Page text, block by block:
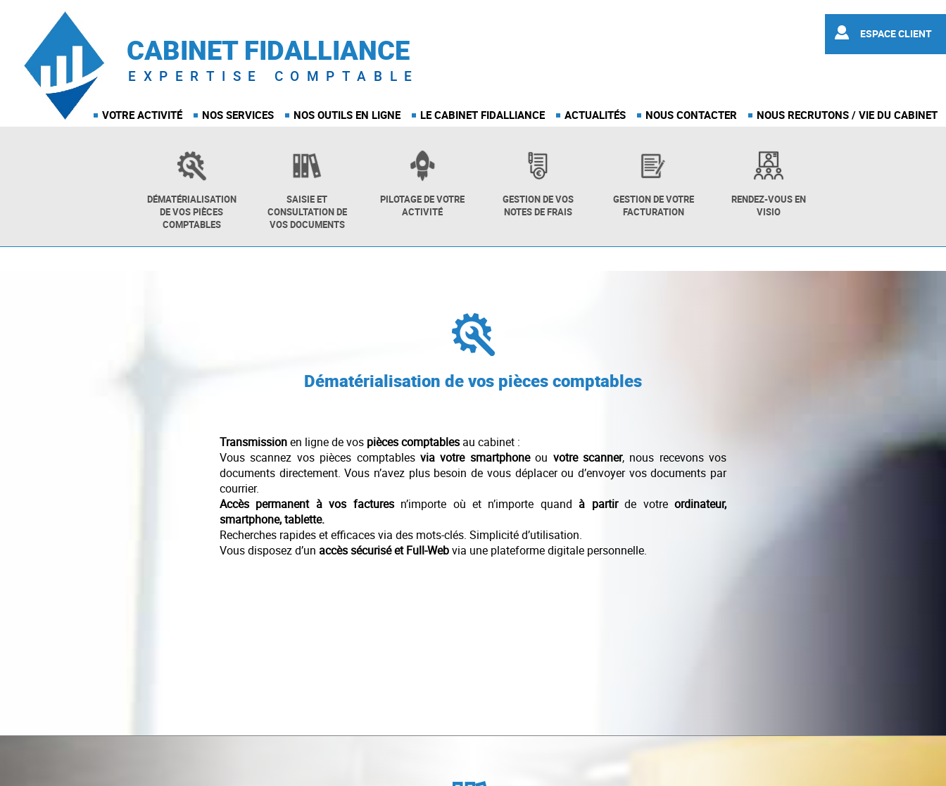
CABINET FIDALLIANCE
EXPERTISE COMPTABLE
VOTRE ACTIVITÉ NOS SERVICES NOS OUTILS EN LIGNE LE CABINET FIDALLIANCE ACTUALITÉS NOUS CONTACTER NOUS RECRUTONS / VIE DU CABINET
ESPACE CLIENT
DÉMATÉRIALISATION
DE VOS PIÈCES
COMPTABLES
SAISIE ET
CONSULTATION DE
VOS DOCUMENTS
PILOTAGE DE VOTRE
ACTIVITÉ
GESTION DE VOS
NOTES DE FRAIS
GESTION DE VOTRE
FACTURATION
RENDEZ-VOUS EN
VISIO
Dématérialisation de vos pièces comptables
Transmissionen ligne de vos pièces comptables au cabinet :
Vous scannez vos pièces comptables via votre smartphoneou votre scanner, nous recevons vos
documents directement. Vous n’avez plus besoin de vous déplacer ou d’envoyer vos documents par
courrier.
Accès permanent à vos facturesn’importe où et n’importe quandà partirde votreordinateur,
smartphone, tablette.
Recherches rapides et efficaces via des mots-clés. Simplicité d’utilisation.
Vous disposez d’un accès sécurisé et Full-Webvia une plateforme digitale personnelle.